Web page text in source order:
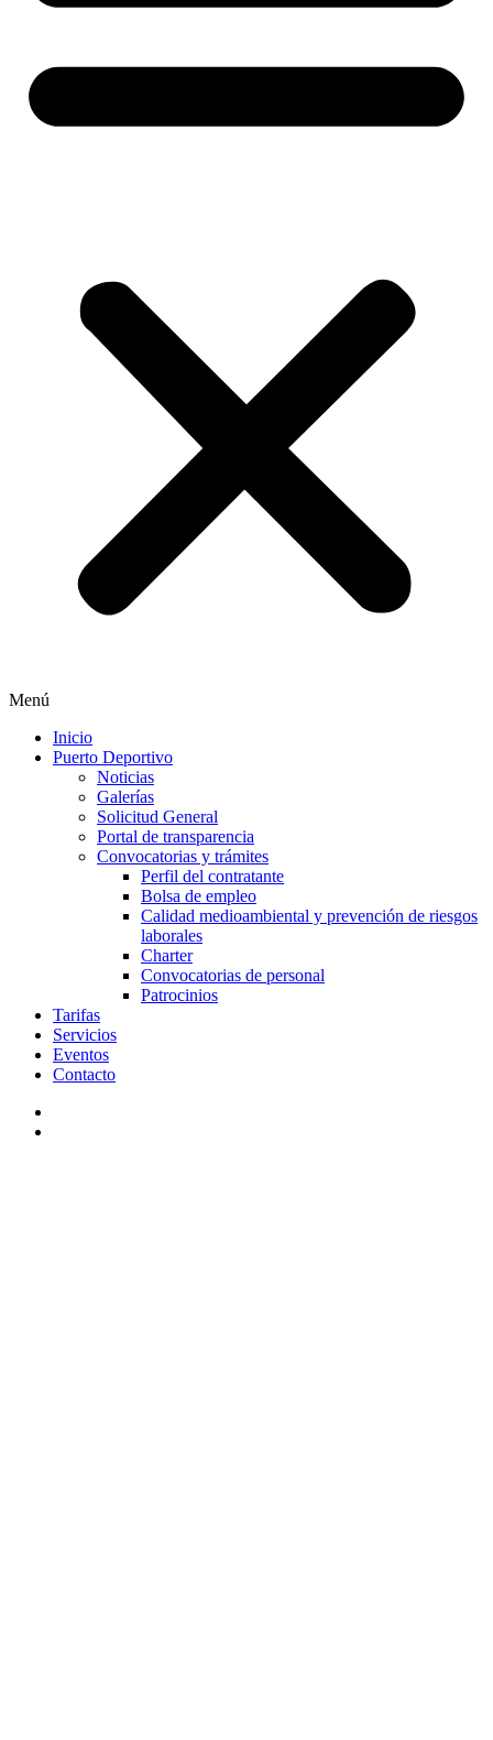
Menú
Inicio
Puerto Deportivo
Noticias
Galerías
Solicitud General
Portal de transparencia
Convocatorias y trámites
Perfil del contratante
Bolsa de empleo
Calidad medioambiental y prevención de riesgos
laborales
Charter
Convocatorias de personal
Patrocinios
Tarifas
Servicios
Eventos
Contacto